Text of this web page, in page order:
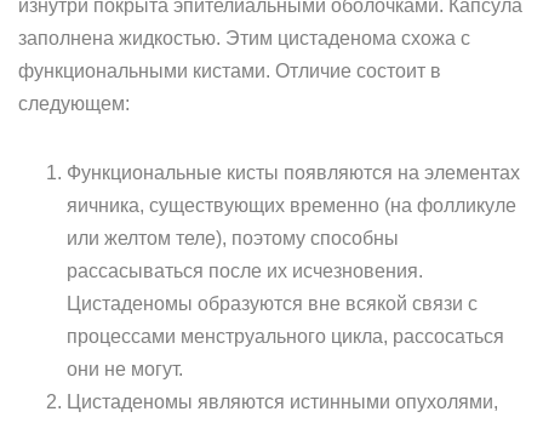
изнутри покрыта эпителиальными оболочками. Капсула
заполнена жидкостью. Этим цистаденома схожа с
функциональными кистами. Отличие состоит в
следующем:
Функциональные кисты появляются на элементах
яичника, существующих временно (на фолликуле
или желтом теле), поэтому способны
рассасываться после их исчезновения.
Цистаденомы образуются вне всякой связи с
процессами менструального цикла, рассосаться
они не могут.
Цистаденомы являются истинными опухолями,